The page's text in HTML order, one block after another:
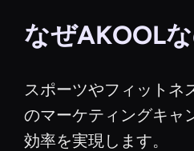
なぜAKOOL
スポーツやフィットネ
のマーケティングキャ
効率を実現します。